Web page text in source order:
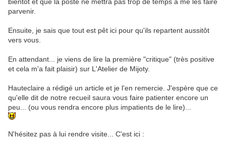
parvenir.
Ensuite, je sais que tout est pêt ici pour qu'ils repartent aussitôt
vers vous.
En attendant... je viens de lire la première "critique" (très positive
et cela m'a fait plaisir) sur L'Atelier de Mijoty.
Hauteclaire a rédigé un article et je l'en remercie. J'espère que ce
qu'elle dit de notre recueil saura vous faire patienter encore un
peu... (ou vous rendra encore plus impatients de le lire)...
N'hésitez pas à lui rendre visite... C'est ici :